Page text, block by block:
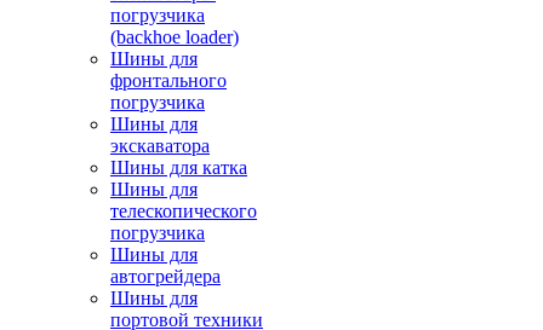
погрузчика
(backhoe loader)
Шины для
фронтального
погрузчика
Шины для
экскаватора
Шины для катка
Шины для
телескопического
погрузчика
Шины для
автогрейдера
Шины для
портовой техники